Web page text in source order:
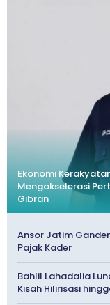
Ekonomi
Mengakselerasi
Gibran
Ansor Jatim
Pajak Kader
Bahlil Lahadalia
Kisah Hilirisasi